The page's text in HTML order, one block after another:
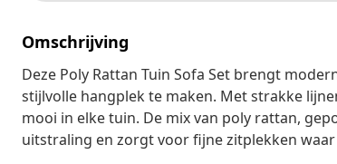
Omschrijving
Deze Poly Rattan Tuin Sofa Set brengt
stijlvolle hangplek te maken. Met strakke
mooi in elke tuin. De mix van poly rattan,
uitstraling en zorgt voor fijne zitplekken